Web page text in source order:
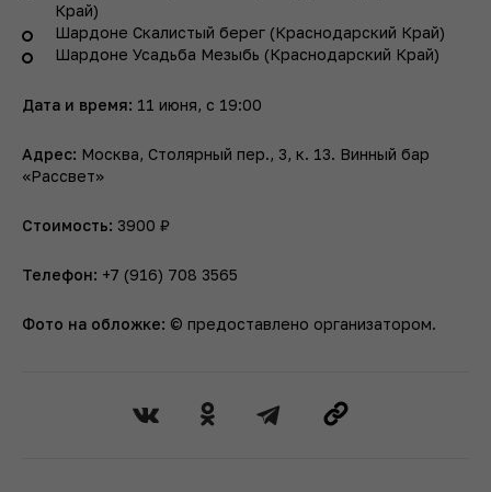
Край)
Шардоне Скалистый берег (Краснодарский Край)
Шардоне Усадьба Мезыбь (Краснодарский Край)
Дата и время: 11 июня, с 19:00
Адрес: Москва, Столярный пер., 3, к. 13. Винный бар
«Рассвет»
Стоимость: 3900 ₽
Телефон: +7 (916) 708 3565
Фото на обложке: © предоставлено организатором.